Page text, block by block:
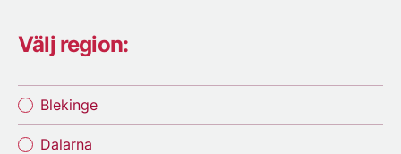
Välj region:
Blekinge
Dalarna